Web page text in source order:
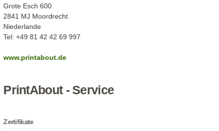
Grote Esch 600
2841 MJ Moordrecht
Niederlande
Tel: +49 81 42 42 69 997
www.printabout.de
PrintAbout - Service
Zertifikate